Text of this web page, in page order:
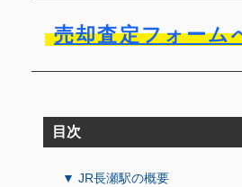
売却査定フォーム
目次
▼ JR長瀬駅の概要